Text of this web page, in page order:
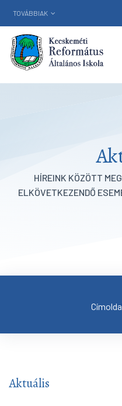
TOVÁBBIAK
HÍREINK KÖZÖTT
ELKÖVETKEZENDŐ
Aktuális